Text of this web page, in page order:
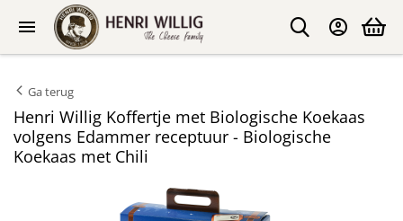
Ga terug
Henri Willig Koffertje met Biologische Koekaas
volgens Edammer receptuur - Biologische
Koekaas met Chili